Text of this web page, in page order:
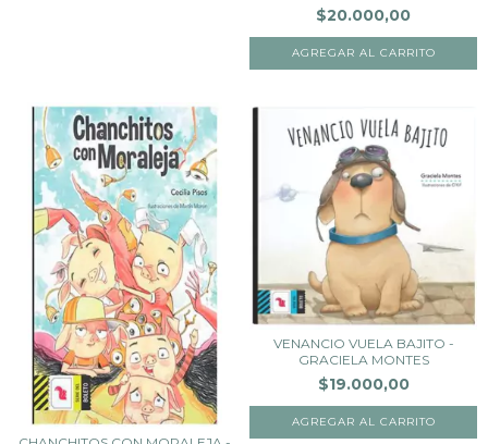
$20.000,00
VENANCIO VUELA BAJITO -
GRACIELA MONTES
$19.000,00